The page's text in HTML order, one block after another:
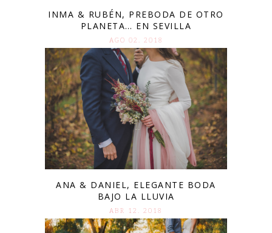
INMA & RUBÉN, PREBODA DE OTRO
PLANETA… EN SEVILLA
AGO 02. 2018
ANA & DANIEL, ELEGANTE BODA
BAJO LA LLUVIA
ABR 12. 2018